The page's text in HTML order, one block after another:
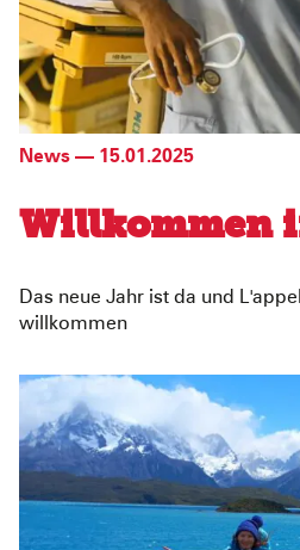
News — 15.01.2025
Willkommen
Das neue Jahr ist da und
willkommen